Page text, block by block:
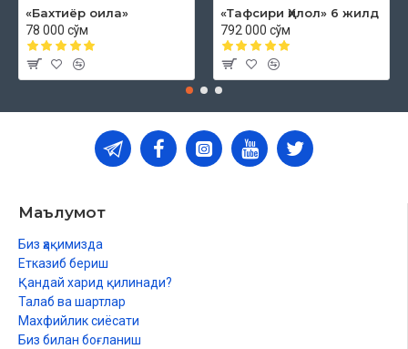
«Бахтиёр оила»
78 000 сўм
«Тафсири Ҳилол» 6 жилд
792 000 сўм
Маълумот
Биз ҳақимизда
Етказиб бериш
Қандай харид қилинади?
Талаб ва шартлар
Махфийлик сиёсати
Биз билан боғланиш